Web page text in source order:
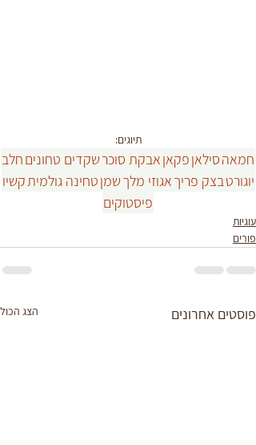
תיוגים:
חמאהסילאןפקאןאבקת סוכרשקדים טחוניםחלב
יוגורטבצק פריךאגוזי מלךשמןטחינה גולמיתקשיו
פיסטוקים
עוגיות
פורים
פוסטים אחרונים הצג הכול